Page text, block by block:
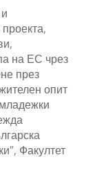
на ЕС чрез
през
опит
Факултет